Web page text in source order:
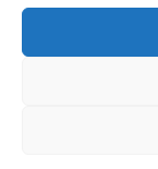
RGPD
Fièrement